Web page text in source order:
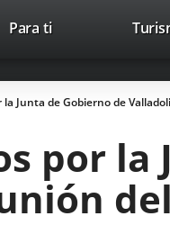
Para ti
Junta de Gobierno de
por la